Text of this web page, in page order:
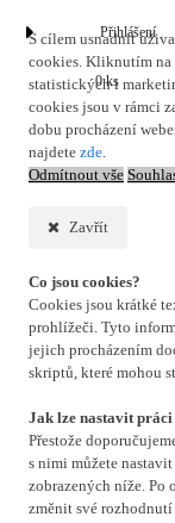
S cílem usnadnit
cookies. Kliknutím na
statistických i
cookies jsou v rámci
dobu procházení
najdete zde.
Odmítnout vše
Zavřít
Co jsou cookies?
Cookies jsou krátké
prohlížeči. Tyto
jejich procházením
skriptů, které mohou
Jak lze nastavit práci
Přestože
s nimi můžete
zobrazených níže. Po
změnit své
Přihlášení
0 ks